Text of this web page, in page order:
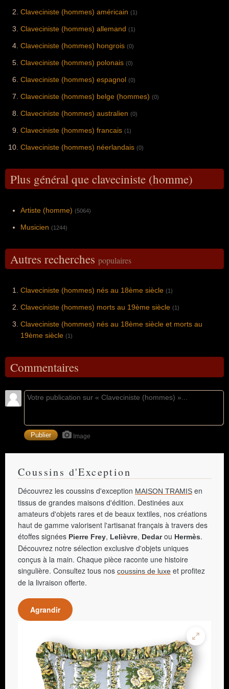
Claveciniste (hommes) américain (1)
Claveciniste (hommes) allemand (1)
Claveciniste (hommes) hongrois (0)
Claveciniste (hommes) polonais (0)
Claveciniste (hommes) espagnol (0)
Claveciniste (hommes) belge (hommes) (0)
Claveciniste (hommes) australien (0)
Claveciniste (hommes) francais (1)
Claveciniste (hommes) néerlandais (0)
Plus général que claveciniste (homme)
Artiste (homme) (5064)
Musicien (1244)
Autres recherches populaires
Claveciniste (hommes) nés au 18ème siècle (1)
Claveciniste (hommes) morts au 19ème siècle (1)
Claveciniste (hommes) nés au 18ème siècle et morts au
19ème siècle (1)
Commentaires
Image
Coussins d'Exception
Découvrez les coussins d'exception MAISON TRAMIS en
tissus de grandes maisons d'édition. Destinées aux
amateurs d'objets rares et de beaux textiles, nos créations
haut de gamme valorisent l'artisanat français à travers des
étoffes signées Pierre Frey, Lelièvre, Dedarou Hermès.
Découvrez notre sélection exclusive d'objets uniques
conçus à la main. Chaque pièce raconte une histoire
singulière. Consultez tous nos coussins de luxe et profitez
de la livraison offerte.
Agrandir